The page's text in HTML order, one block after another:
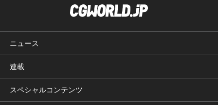
ニュース
連載
スペシャルコンテンツ